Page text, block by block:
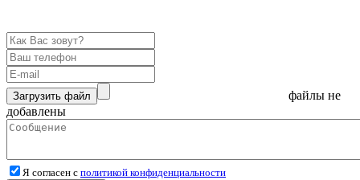
Загрузить файл
файлы не
добавлены
Я согласен с политикой конфиденциальности